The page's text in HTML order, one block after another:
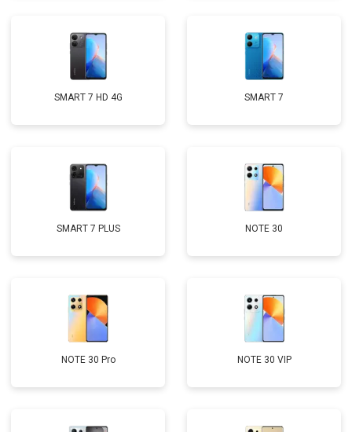
SMART 7 HD 4G SMART 7
SMART 7 PLUS NOTE 30
NOTE 30 Pro NOTE 30 VIP